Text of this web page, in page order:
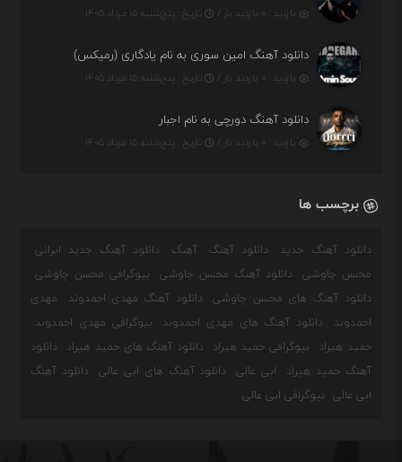
بازدید : ۰ بازدید بار / تاریخ : پنج‌شنبه ۱۵ مرداد ۱۴۰۵
دانلود آهنگ امین سوری به نام یادگاری (رمیکس)
بازدید : ۰ بازدید بار / تاریخ : پنج‌شنبه ۱۵ مرداد ۱۴۰۵
دانلود آهنگ دورچی به نام اجبار
بازدید : ۰ بازدید بار / تاریخ : پنج‌شنبه ۱۵ مرداد ۱۴۰۵
برچسب ها
دانلود آهنگ جدید دانلود آهنگ آهنگ
دانلود آهنگ جدید ایرانی
محسن چاوشی
دانلود آهنگ محسن چاوشی
بیوگرافی محسن چاوشی
دانلود آهنگ های محسن چاوشی
دانلود آهنگ مهدی احمدوند
مهدی
احمدوند
دانلود آهنگ های مهدی احمدوند
بیوگرافی مهدی احمدوند
حمید هیراد
بیوگرافی حمید هیراد دانلود آهنگ های حمید هیراد
دانلود
آهنگ حمید هیراد
ابی عالی دانلود آهنگ های ابی عالی
دانلود آهنگ
ابی عالی
بیوگرافی ابی عالی